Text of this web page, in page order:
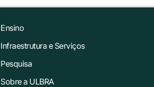
Ensino
Infraestrutura e Serviços
Pesquisa
Sobre a ULBRA